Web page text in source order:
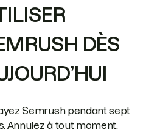
DÈS
Semrush pendant sept
Annulez à tout moment.